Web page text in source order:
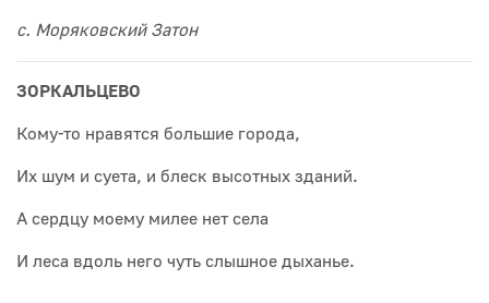
с. Моряковский Затон
ЗОРКАЛЬЦЕВО
Кому-то нравятся большие города,
Их шум и суета, и блеск высотных зданий.
А сердцу моему милее нет села
И леса вдоль него чуть слышное дыханье.